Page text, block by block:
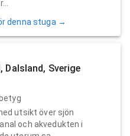
denna stuga →
Dalsland, Sverige
utsikt över sjön
och akvedukten i